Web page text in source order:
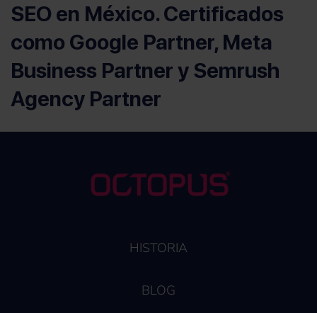
SEO en México. Certificados
como Google Partner, Meta
Business Partner y Semrush
Agency Partner
HISTORIA
BLOG